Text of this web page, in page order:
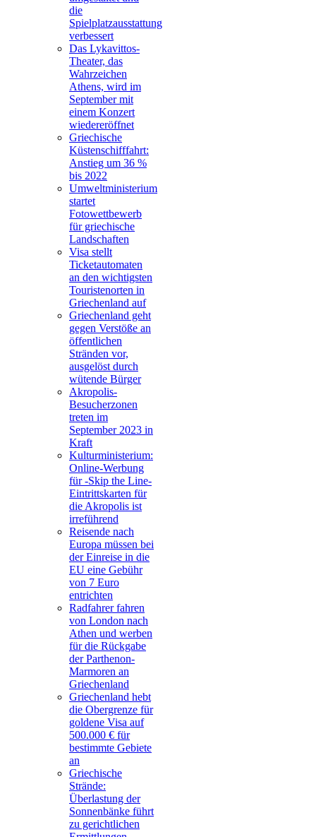
die
Spielplatzausstattung
verbessert
Das Lykavittos-
Theater, das
Wahrzeichen
Athens, wird im
September mit
einem Konzert
wiedereröffnet
Griechische
Küstenschifffahrt:
Anstieg um 36 %
bis 2022
Umweltministerium
startet
Fotowettbewerb
für griechische
Landschaften
Visa stellt
Ticketautomaten
an den wichtigsten
Touristenorten in
Griechenland auf
Griechenland geht
gegen Verstöße an
öffentlichen
Stränden vor,
ausgelöst durch
wütende Bürger
Akropolis-
Besucherzonen
treten im
September 2023 in
Kraft
Kulturministerium:
Online-Werbung
für -Skip the Line-
Eintrittskarten für
die Akropolis ist
irreführend
Reisende nach
Europa müssen bei
der Einreise in die
EU eine Gebühr
von 7 Euro
entrichten
Radfahrer fahren
von London nach
Athen und werben
für die Rückgabe
der Parthenon-
Marmoren an
Griechenland
Griechenland hebt
die Obergrenze für
goldene Visa auf
500.000 € für
bestimmte Gebiete
an
Griechische
Strände:
Überlastung der
Sonnenbänke führt
zu gerichtlichen